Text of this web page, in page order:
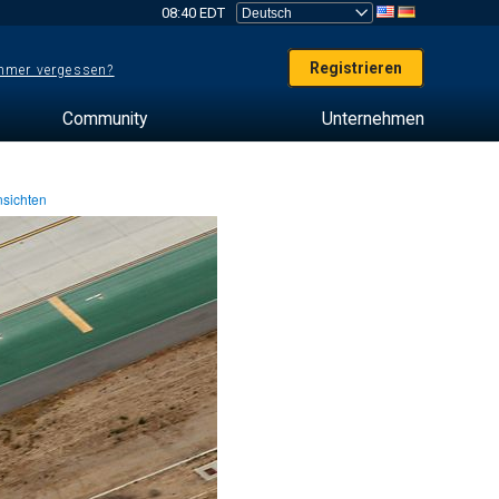
08:40 EDT
vergessen? Registrieren
Community Unternehmen